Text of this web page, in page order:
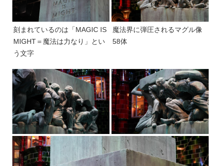
刻まれているのは「MAGIC IS
MIGHT＝魔法は力なり」とい
う文字
魔法界に弾圧されるマグル像
58体